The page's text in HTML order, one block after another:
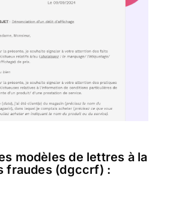
modèles de lettres à la
fraudes (dgccrf) :